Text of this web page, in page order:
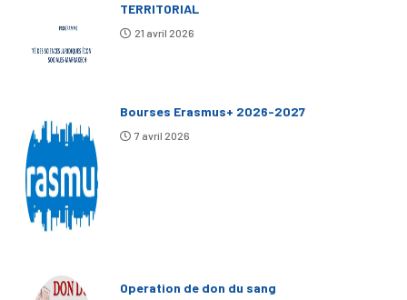
TERRITORIAL
21 avril 2026
Bourses Erasmus+ 2026-2027
7 avril 2026
Operation de don du sang